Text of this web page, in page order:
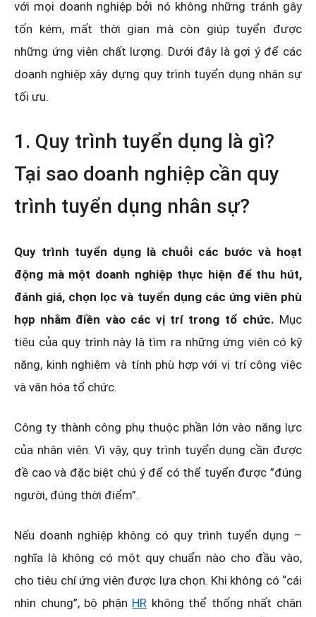
với mọi doanh nghiệp bởi nó không những tránh gây
tốn kém, mất thời gian mà còn giúp tuyển được
những ứng viên chất lượng. Dưới đây là gợi ý để các
doanh nghiệp xây dựng quy trình tuyển dụng nhân sự
tối ưu.
1. Quy trình tuyển dụng là gì?
Tại sao doanh nghiệp cần quy
trình tuyển dụng nhân sự?
Quy trình tuyển dụng là chuỗi các bước và hoạt
động mà một doanh nghiệp thực hiện để thu hút,
đánh giá, chọn lọc và tuyển dụng các ứng viên phù
hợp nhằm điền vào các vị trí trong tổ chức. Mục
tiêu của quy trình này là tìm ra những ứng viên có kỹ
năng, kinh nghiệm và tính phù hợp với vị trí công việc
và văn hóa tổ chức.
Công ty thành công phụ thuộc phần lớn vào năng lực
của nhân viên. Vì vậy, quy trình tuyển dụng cần được
đề cao và đặc biệt chú ý để có thể tuyển được ”đúng
người, đúng thời điểm”.
Nếu doanh nghiệp không có quy trình tuyển dụng –
nghĩa là không có một quy chuẩn nào cho đầu vào,
cho tiêu chí ứng viên được lựa chọn. Khi không có “cái
nhìn chung”, bộ phận HR không thể thống nhất chân